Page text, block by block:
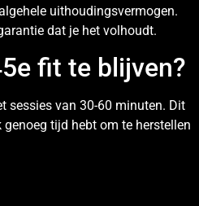
uithoudingsvermogen.
dat je het volhoudt.
fit te blijven?
sessies van 30-60 minuten. Dit
tijd hebt om te herstellen